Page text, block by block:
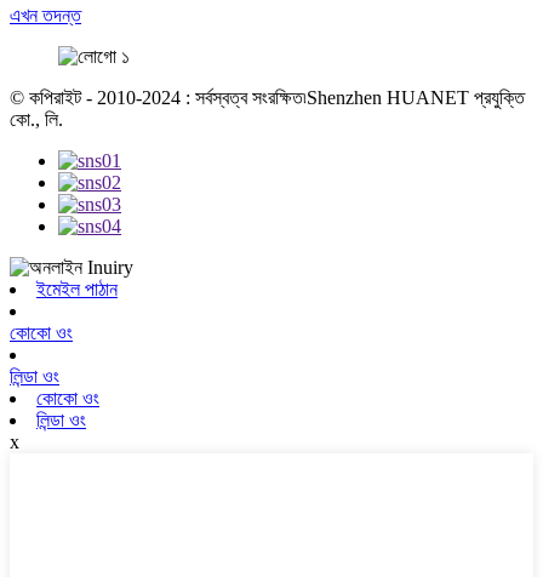
এখন তদন্ত
© কপিরাইট - 2010-2024 : সর্বস্বত্ব সংরক্ষিত৷Shenzhen HUANET প্রযুক্তি
কো., লি.
ইমেইল পাঠান
কোকো ওং
লিন্ডা ওং
কোকো ওং
লিন্ডা ওং
x